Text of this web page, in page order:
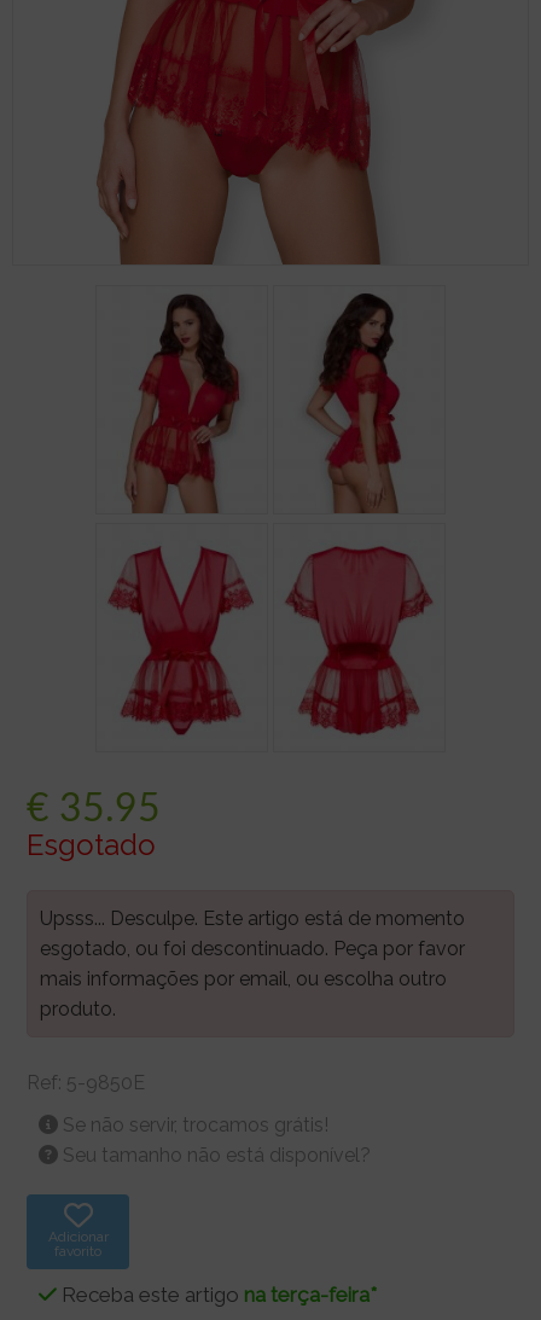
€ 35.95
Esgotado
Upsss... Desculpe. Este artigo está de momento
esgotado, ou foi descontinuado. Peça por favor
mais informações por email, ou escolha outro
produto.
Ref: 5-9850E
Se não servir, trocamos grátis!
Seu tamanho não está disponível?
Adicionar
favorito
Receba este artigo na terça-feira*